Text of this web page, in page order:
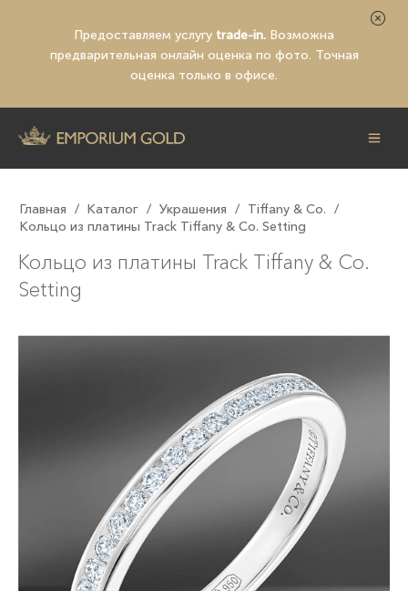
Предоставляем услугу trade-in. Возможна
предварительная онлайн оценка по фото. Точная
оценка только в офисе.
Главная / Каталог / Украшения / Tiffany & Co. /
Кольцо из платины Track Tiffany & Co. Setting
Кольцо из платины Track Tiffany & Co.
Setting